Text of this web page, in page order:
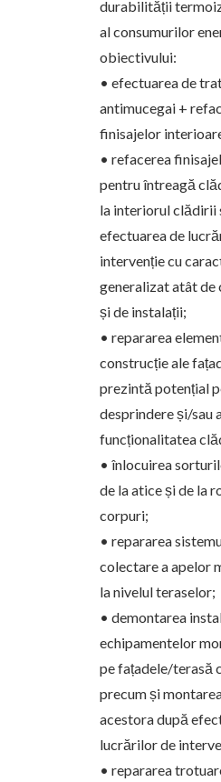
durabilității
al consumurilor
obiectivului:
• efectuarea de
antimucegai +
finisajelor
• refacerea
pentru întreagă
la interiorul clădirii
efectuarea de
intervenție cu
generalizat atât de
și de instalații;
• repararea
construcție ale
prezintă potențial
desprindere și/sau
funcționalitatea
• înlocuirea
de la atice și de la
corpuri;
• repararea
colectare a apelor
la nivelul teraselor;
• demontarea
echipamentelor
pe fațadele/terasă
precum și
acestora după
lucrărilor de
• repararea